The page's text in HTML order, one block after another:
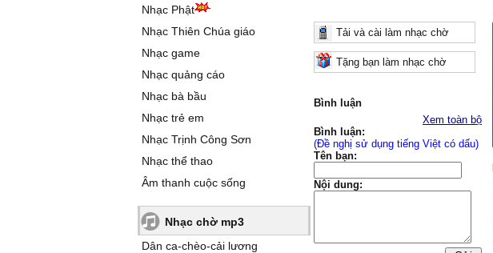
Nhạc Phật
Nhạc Thiên Chúa giáo
Nhạc game
Nhạc quảng cáo
Nhạc bà bầu
Nhạc trẻ em
Nhạc Trịnh Công Sơn
Nhạc thể thao
Âm thanh cuộc sống
Nhạc chờ mp3
Dân ca-chèo-cải lương
Tải và cài làm nhạc chờ
Tặng bạn làm nhạc chờ
Bình luận
Xem toàn bộ
Bình luận:
(Đề nghị sử dụng tiếng Việt có dấu)
Tên bạn:
Nội dung: